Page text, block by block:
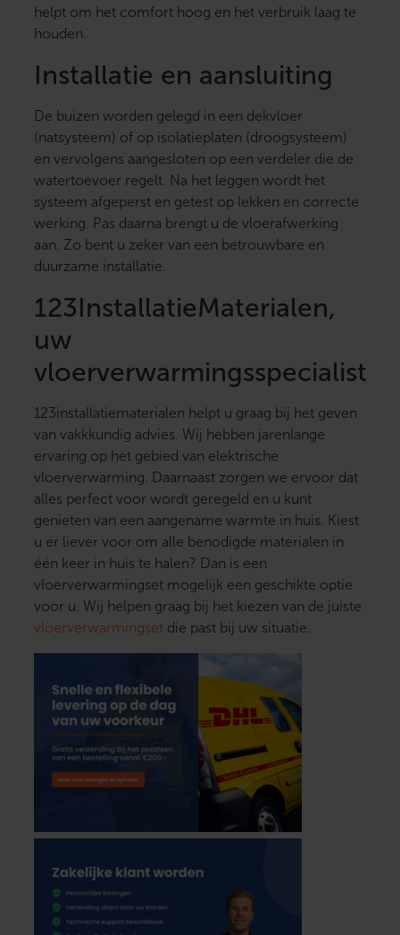
helpt om het comfort hoog en het verbruik laag te
houden.
Installatie en aansluiting
De buizen worden gelegd in een dekvloer
(natsysteem) of op isolatieplaten (droogsysteem)
en vervolgens aangesloten op een verdeler die de
watertoevoer regelt. Na het leggen wordt het
systeem afgeperst en getest op lekken en correcte
werking. Pas daarna brengt u de vloerafwerking
aan. Zo bent u zeker van een betrouwbare en
duurzame installatie.
123InstallatieMaterialen,
uw
vloerverwarmingsspecialist
123installatiematerialen helpt u graag bij het geven
van vakkkundig advies. Wij hebben jarenlange
ervaring op het gebied van elektrische
vloerverwarming. Daarnaast zorgen we ervoor dat
alles perfect voor wordt geregeld en u kunt
genieten van een aangename warmte in huis. Kiest
u er liever voor om alle benodigde materialen in
één keer in huis te halen? Dan is een
vloerverwarmingset mogelijk een geschikte optie
voor u. Wij helpen graag bij het kiezen van de juiste
vloerverwarmingset die past bij uw situatie.